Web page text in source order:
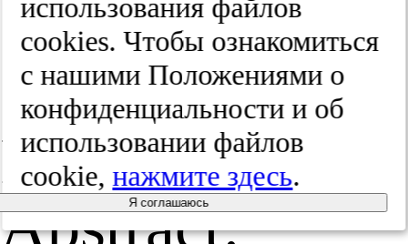
2025;(8):16-24
Резюме /
Abstract:
использования файлов
cооkies. Чтобы ознакомиться
с нашими Положениями о
конфиденциальности и об
использовании файлов
cookie,нажмите здесь.
Я соглашаюсь